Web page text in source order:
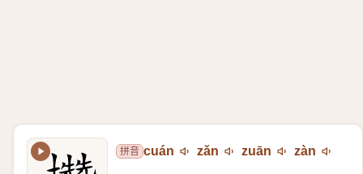
拼音 cuán zǎn zuān zàn